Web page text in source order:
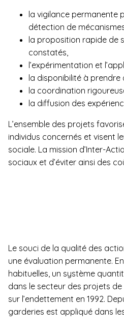
la vigilance permanente
détection de mécanismes
la proposition rapide de
constatés,
l’expérimentation et
la disponibilité à prendre
la coordination
la diffusion des
L’ensemble des projets
individus concernés et visent
sociale. La mission d’Inter-
sociaux et d’éviter ainsi des
Le souci de la qualité des
une évaluation permanente.
habituelles, un système
dans le secteur des projets
sur l’endettement en 1992.
garderies est appliqué dans